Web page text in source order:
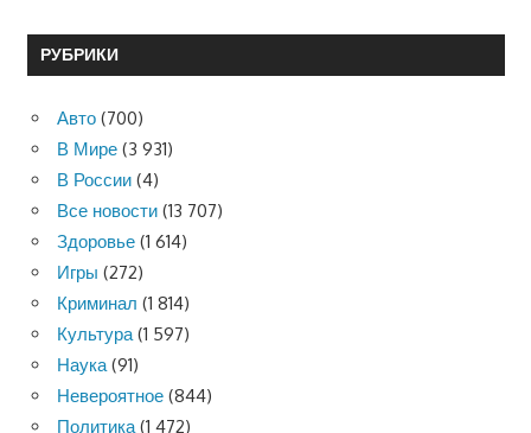
РУБРИКИ
Авто (700)
В Мире (3 931)
В России (4)
Все новости (13 707)
Здоровье (1 614)
Игры (272)
Криминал (1 814)
Культура (1 597)
Наука (91)
Невероятное (844)
Политика (1 472)